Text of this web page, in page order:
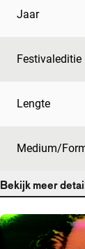
Jaar
Festivaleditie
Lengte
Medium/
Bekijk meer